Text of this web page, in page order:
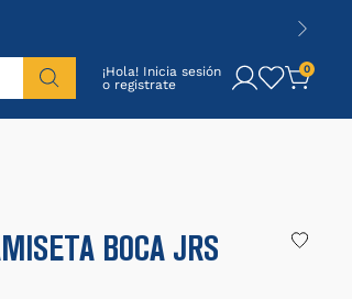
¡Hola! Inicia sesión 0
BOCA JRS